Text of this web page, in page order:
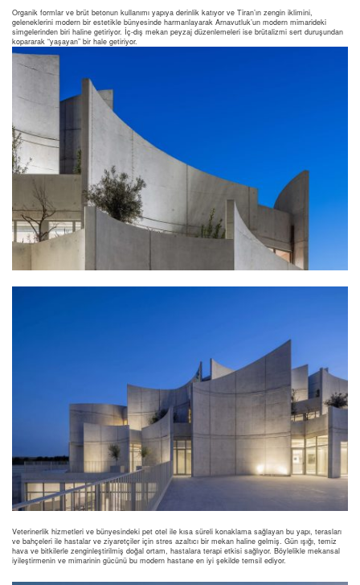
Organik formlar ve brüt betonun kullanımı yapıya derinlik katıyor ve Tiran’ın zengin iklimini,
geleneklerini modern bir estetikle bünyesinde harmanlayarak Arnavutluk’un modern mimarideki
simgelerinden biri haline getiriyor. İç-dış mekan peyzaj düzenlemeleri ise brütalizmi sert duruşundan
kopararak “yaşayan” bir hale getiriyor.
Veterinerlik hizmetleri ve bünyesindeki pet otel ile kısa süreli konaklama sağlayan bu yapı, terasları
ve bahçeleri ile hastalar ve ziyaretçiler için stres azaltıcı bir mekan haline gelmiş. Gün ışığı, temiz
hava ve bitkilerle zenginleştirilmiş doğal ortam, hastalara terapi etkisi sağlıyor. Böylelikle mekansal
iyileştirmenin ve mimarinin gücünü bu modern hastane en iyi şekilde temsil ediyor.